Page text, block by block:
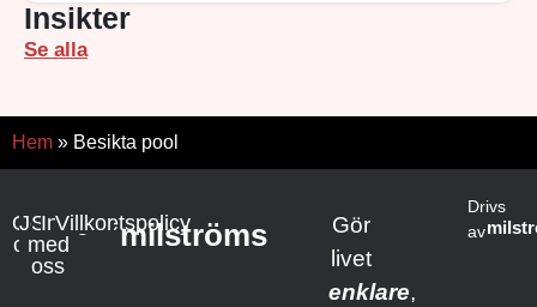
Insikter
Se alla
Hem » Besikta pool
Om
oss
Jobba
med
oss
Samarbete
Integritetspolicy
Villkor milströms
Gör
livet
enklare,
Drivs
av